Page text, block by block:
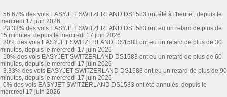
56.67% des vols EASYJET SWITZERLAND DS1583 ont été à l'heure , depuis le
mercredi 17 juin 2026
23.33% des vols EASYJET SWITZERLAND DS1583 ont eu un retard de plus de
15 minutes, depuis le mercredi 17 juin 2026
20% des vols EASYJET SWITZERLAND DS1583 ont eu un retard de plus de 30
minutes, depuis le mercredi 17 juin 2026
10% des vols EASYJET SWITZERLAND DS1583 ont eu un retard de plus de 60
minutes, depuis le mercredi 17 juin 2026
3.33% des vols EASYJET SWITZERLAND DS1583 ont eu un retard de plus de 90
minutes, depuis le mercredi 17 juin 2026
0% des vols EASYJET SWITZERLAND DS1583 ont été annulés, depuis le
mercredi 17 juin 2026